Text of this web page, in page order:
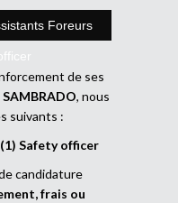
Foreurs
de ses
SAMBRADO, nous
suivants :
Safety officer
candidature
frais ou